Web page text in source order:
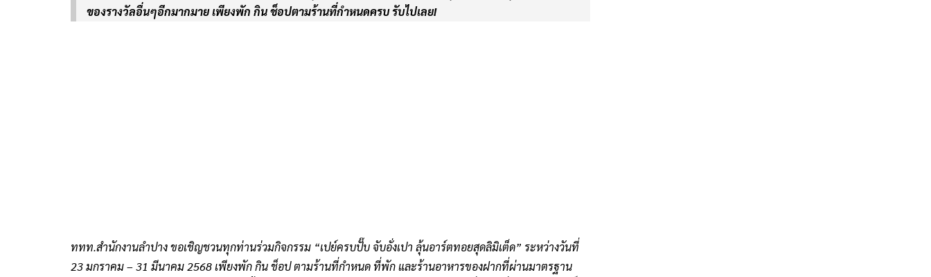
ของรางวัลอื่นๆอีกมากมาย เพียงพัก กิน ช็อปตามร้านที่กำหนดครบ รับไปเลย!
ททท.สำนักงานลำปาง ขอเชิญชวนทุกท่านร่วมกิจกรรม “เปย์ครบปั๊บ จับอั่งเปา ลุ้นอาร์ตทอยสุดลิมิเต็ด” ระหว่างวันที่
23 มกราคม – 31 มีนาคม 2568 เพียงพัก กิน ช็อป ตามร้านที่กำหนด ที่พัก และร้านอาหารของฝากที่ผ่านมาตรฐาน